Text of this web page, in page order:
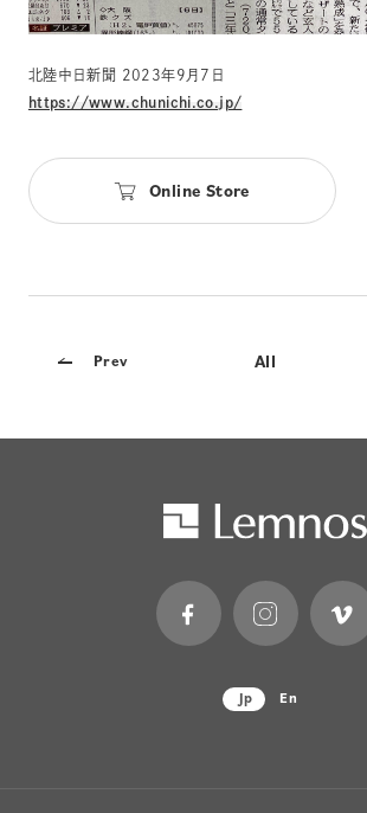
北陸中日新聞 2023年9月7日
https://www.chunichi.co.jp/
Online Store
Prev All
Jp En